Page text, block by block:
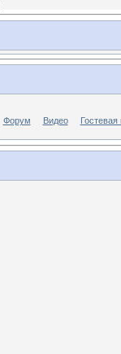
Форум Видео Гостевая